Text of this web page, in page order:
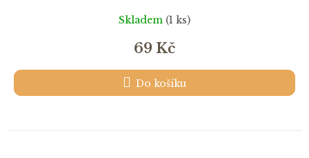
Skladem (1 ks)
69 Kč
Do košíku